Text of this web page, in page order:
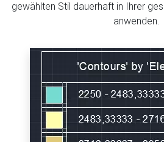
gewählten Stil dauerhaft in Ihrer
anwenden.